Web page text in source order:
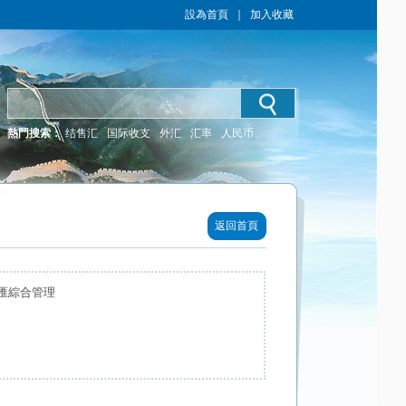
設為首頁 加入收藏
熱門搜索： 结售汇 国际收支 外汇 汇率 人民币
返回首頁
綜合管理